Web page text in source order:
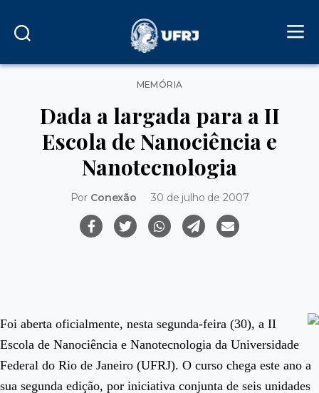
Categorias
MEMÓRIA
Dada a largada para a II
Escola de Nanociência e
Nanotecnologia
Por Conexão 30 de julho de 2007
Foi aberta oficialmente, nesta segunda-feira (30), a II
Escola de Nanociência e Nanotecnologia da Universidade
Federal do Rio de Janeiro (UFRJ). O curso chega este ano a
sua segunda edição, por iniciativa conjunta de seis unidades